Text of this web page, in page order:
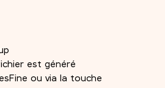
est généré
ou via la touche